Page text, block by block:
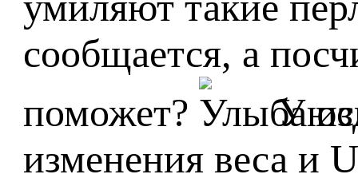
сообщается, а
поможет?
У
изменения веса и